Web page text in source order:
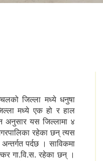
जिल्ला मध्ये धनुषा
मध्ये एक हो र हाल
अनुसार यस जिल्लामा ४
रहेका छन् त्यस
पर्दछ । साविकमा
गा.वि.स. रहेका छन् ।